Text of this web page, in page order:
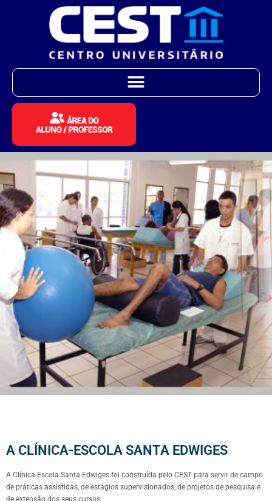
A CLÍNICA-ESCOLA SANTA EDWIGES
A Clínica-Escola Santa Edwiges foi construída pelo CEST para servir de campo
de práticas assistidas, de estágios supervisionados, de projetos de pesquisa e
de extensão dos seus cursos.